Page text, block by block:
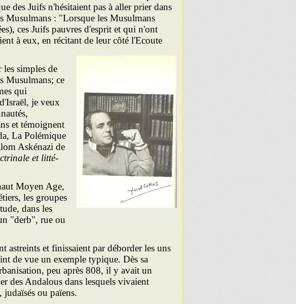
des Juifs n'hésitaient pas à aller prier dans
Musulmans : "Lorsque les Musulmans
ces Juifs pauvres d'esprit et qui n'ont
à eux, en récitant de leur côté l'Ecoute
les simples de
Musulmans; ce
qui
je veux
et témoignent
La Polémique
Askénazi de
et litté­
Moyen Age,
les groupes
dans les
"derb", rue ou
astreints et finissaient par déborder les uns
de vue un exemple typique. Dès sa
peu après 808, il y avait un
des Andalous dans lesquels vivaient
judaïsés ou païens.